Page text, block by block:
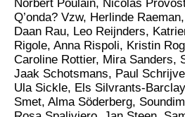
Norbert Poulain, Nicolas
Q’onda? Vzw, Herlinde
Daan Rau, Leo Reijnders,
Rigole, Anna Rispoli, Kristin
Caroline Rottier, Mira Sanders,
Jaak Schotsmans, Paul
Ula Sickle, Els Silvrants-
Smet, Alma Söderberg,